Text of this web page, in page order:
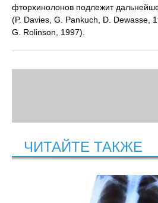
фторхинолонов подлежит
(P. Davies, G. Pankuch, D. Dewasse,
G. Rolinson, 1997).
ЧИТАЙТЕ ТАКЖЕ